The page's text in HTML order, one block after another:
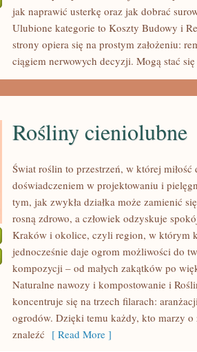
DESIGN
WNĘTRZ
jak naprawić usterkę oraz jak dobrać
Ulubione kategorie to Koszty Budowy i
strony opiera się na prostym założeniu:
ciągiem nerwowych decyzji. Mogą stać
ROŚLINY
CIENIOLUBNE
Rośliny cieniolubne
Świat roślin to przestrzeń, w której
doświadczeniem w projektowaniu i
tym, jak zwykła działka może zamienić
rosną zdrowo, a człowiek odzyskuje
Kraków i okolice, czyli region, w którym
jednocześnie daje ogrom możliwości do
kompozycji – od małych zakątków po
Naturalne nawozy i kompostowanie i
koncentruje się na trzech filarach:
ogrodów. Dzięki temu każdy, kto marzy o
znaleźć [ Read More ]